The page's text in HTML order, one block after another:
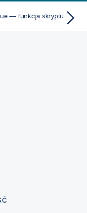
— funkcja skryptu